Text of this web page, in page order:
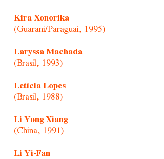
Kira Xonorika
(Guarani/Paraguai, 1995)
Laryssa Machada
(Brasil, 1993)
Letícia Lopes
(Brasil, 1988)
Li Yong Xiang
(China, 1991)
Li Yi-Fan